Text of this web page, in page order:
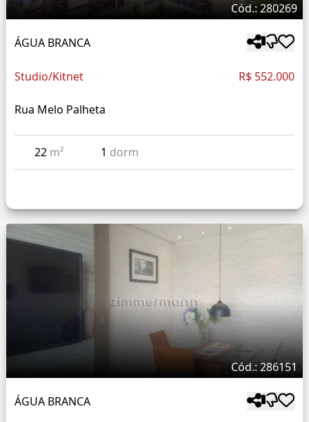
Cód.: 280269
ÁGUA BRANCA
Studio/Kitnet R$ 552.000
Rua Melo Palheta
22 m² 1 dorm
Cód.: 286151
ÁGUA BRANCA